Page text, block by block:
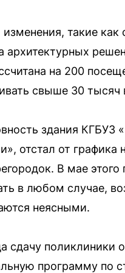
изменения, такие
архитектурных
на 200
свыше 30 тысяч
здания
отстал от графика
В мае
в любом случае,
неясными.
сдачу поликлиники
программу по